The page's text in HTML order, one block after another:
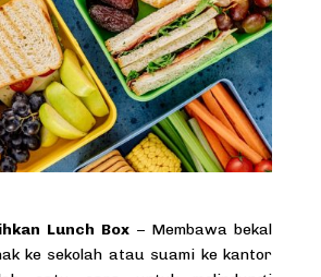
Lunch Box – Membawa bekal
ke sekolah atau suami ke kantor